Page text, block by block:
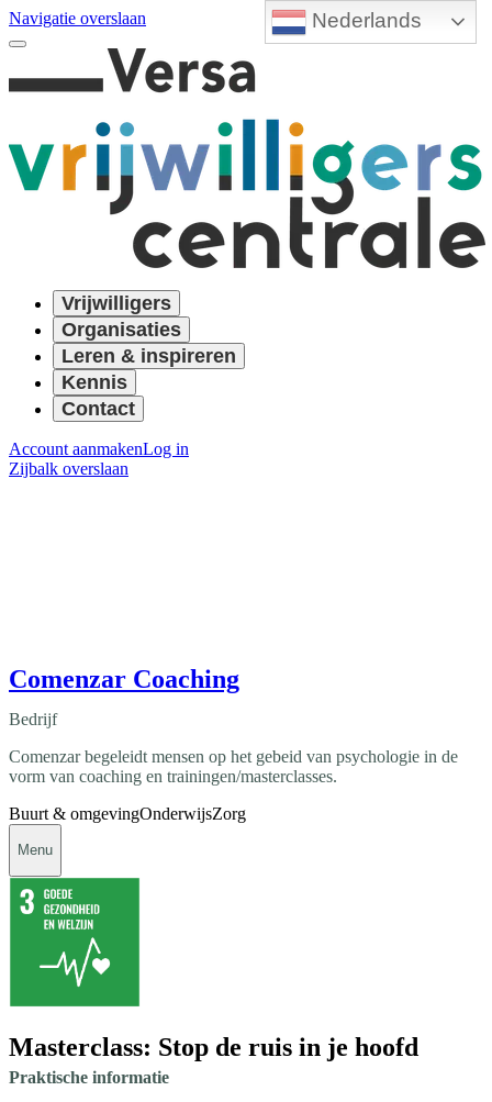
Nederlands
Navigatie overslaan
Vrijwilligers
Organisaties
Leren & inspireren
Kennis
Contact
Account aanmakenLog in
Zijbalk overslaan
Comenzar Coaching
Bedrijf
Comenzar begeleidt mensen op het gebeid van psychologie in de
vorm van coaching en trainingen/masterclasses.
Buurt & omgevingOnderwijsZorg
Menu
Masterclass: Stop de ruis in je hoofd
Praktische informatie